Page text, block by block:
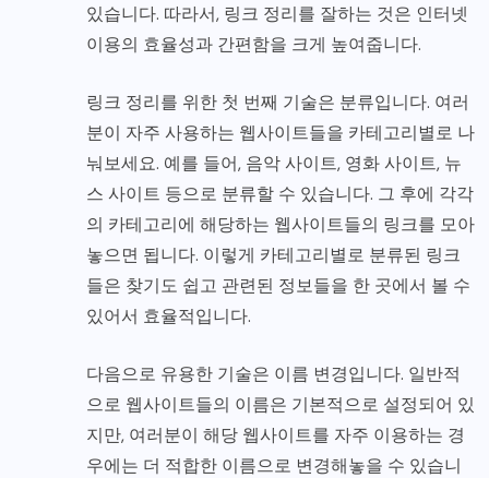
있습니다. 따라서, 링크 정리를 잘하는 것은 인터넷
이용의 효율성과 간편함을 크게 높여줍니다.
링크 정리를 위한 첫 번째 기술은 분류입니다. 여러
분이 자주 사용하는 웹사이트들을 카테고리별로 나
눠보세요. 예를 들어, 음악 사이트, 영화 사이트, 뉴
스 사이트 등으로 분류할 수 있습니다. 그 후에 각각
의 카테고리에 해당하는 웹사이트들의 링크를 모아
놓으면 됩니다. 이렇게 카테고리별로 분류된 링크
들은 찾기도 쉽고 관련된 정보들을 한 곳에서 볼 수
있어서 효율적입니다.
다음으로 유용한 기술은 이름 변경입니다. 일반적
으로 웹사이트들의 이름은 기본적으로 설정되어 있
지만, 여러분이 해당 웹사이트를 자주 이용하는 경
우에는 더 적합한 이름으로 변경해놓을 수 있습니